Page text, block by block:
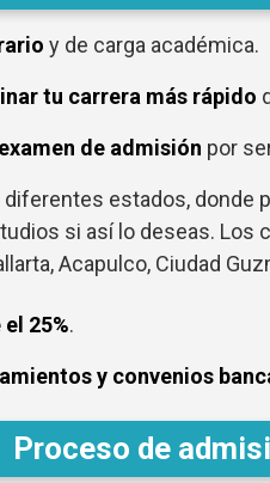
y de carga académica.
tu carrera más rápido
de admisión por
diferentes estados, donde
si así lo deseas. Los
Acapulco, Ciudad
25%.
y convenios
Proceso de